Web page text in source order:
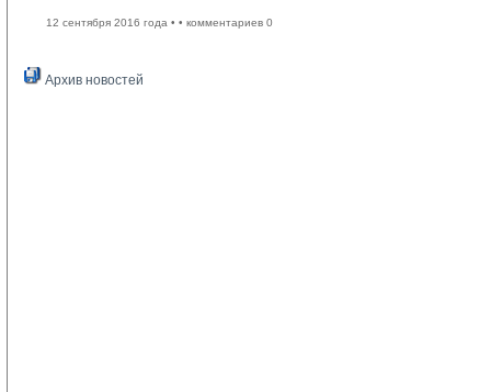
12 сентября 2016 года • • комментариев 0
Архив новостей